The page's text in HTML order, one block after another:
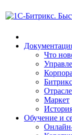
Что
Маркет
Обучение и